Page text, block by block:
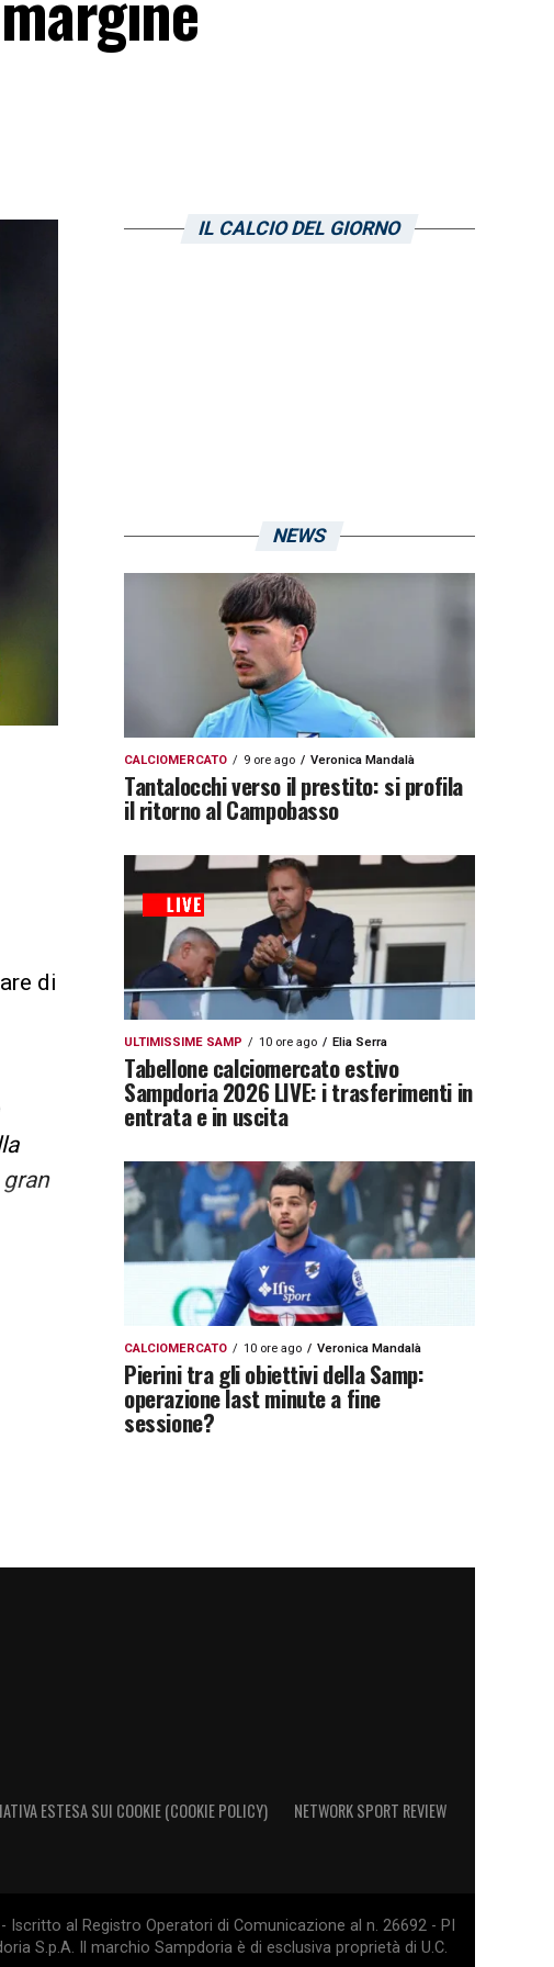
di
IL CALCIO DEL GIORNO
NEWS
CALCIOMERCATO 9 ore ago Veronica Mandalà
Tantalocchi verso il prestito: si profila
il ritorno al Campobasso
ULTIMISSIME SAMP 10 ore ago Elia Serra
Tabellone calciomercato estivo
Sampdoria 2026 LIVE: i trasferimenti in
entrata e in uscita
CALCIOMERCATO 10 ore ago Veronica Mandalà
Pierini tra gli obiettivi della Samp:
operazione last minute a fine
sessione?
ESTESA SUI COOKIE (COOKIE POLICY) NETWORK SPORT REVIEW
al Registro Operatori di Comunicazione al n. 26692 - PI
S.p.A. Il marchio Sampdoria è di esclusiva proprietà di U.C.